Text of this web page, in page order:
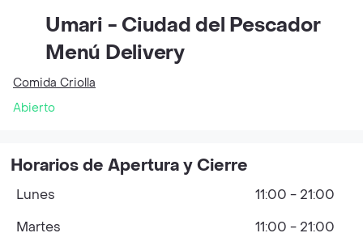
Umari - Ciudad del Pescador
Menú Delivery
Comida Criolla
Abierto
Horarios de Apertura y Cierre
Lunes
11:00 - 21:00
Martes
11:00 - 21:00